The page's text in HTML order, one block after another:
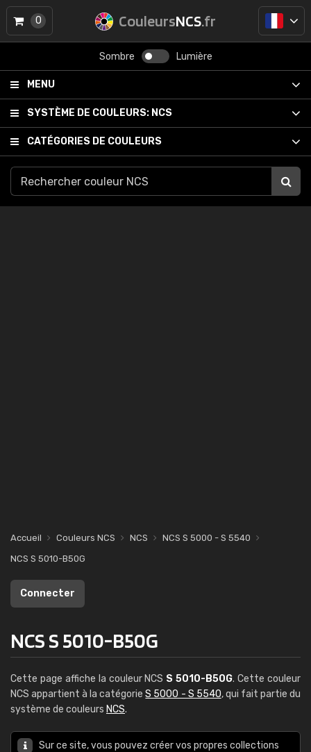
CouleursNCS.fr
Sombre Lumière
MENU
SYSTÈME DE COULEURS: NCS
CATÉGORIES DE COULEURS
0
Accueil Couleurs NCS NCS
NCS S 5000 - S 5540
NCS S 5010-B50G
Connecter
NCS S 5010-B50G
Cette page affiche la couleur NCS S 5010-B50G. Cette couleur
NCS appartient à la catégorieS 5000 - S 5540, qui fait partie du
système de couleurs NCS.
Sur ce site, vous pouvez créer vos propres collections